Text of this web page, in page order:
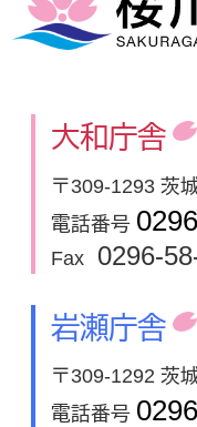
大和庁舎
〒309-1293 茨
電話番号
Fax
0296-
岩瀬庁舎
〒309-1292 茨
電話番号